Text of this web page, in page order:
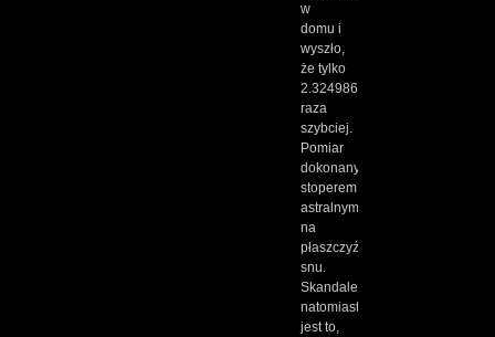
w
domu i
wyszło,
że tylko
2.32498678167816381623
raza
szybciej.
Pomiar
dokonany
stoperem
astralnym
na
płaszczyźnie
snu.
Skandalem
natomiast
jest to,